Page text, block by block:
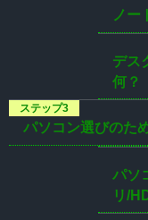
ノー
デス
何？
パソコン選びのた
パソ
リ/